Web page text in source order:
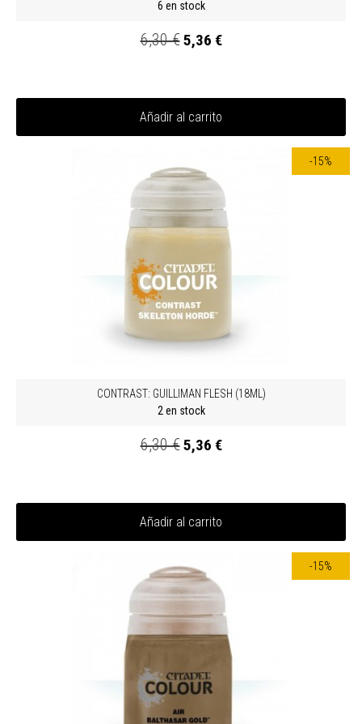
6 en stock
6,30 €5,36 €
Añadir al carrito
-15%
CONTRAST: GUILLIMAN FLESH (18ML)
2 en stock
6,30 €5,36 €
Añadir al carrito
-15%